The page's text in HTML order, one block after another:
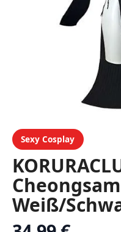
Sexy Cosplay
Weiß/
Pullover